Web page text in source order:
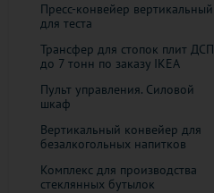
Пресс-конвейер вертикальный
для теста
​Трансфер для стопок плит ДСП
до 7 тонн по заказу IKEA
Пульт управления. Силовой
шкаф
Вертикальный конвейер для
безалкогольных напитков
Комплекс для производства
стеклянных бутылок